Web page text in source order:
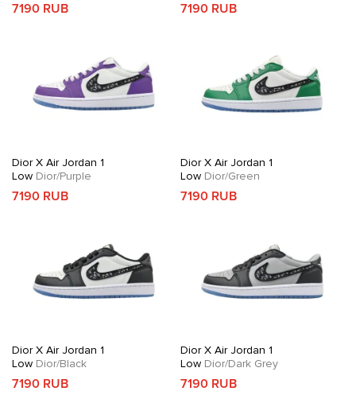
7190 RUB 7190 RUB
Dior X Air Jordan 1
Low Dior/Purple
7190 RUB
Dior X Air Jordan 1
LowDior/Green
7190 RUB
Dior X Air Jordan 1
Low Dior/Black
7190 RUB
Dior X Air Jordan 1
LowDior/Dark Grey
7190 RUB